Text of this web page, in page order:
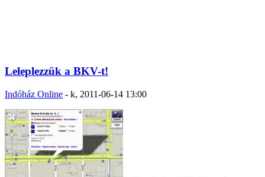
Leleplezzük a BKV-t!
Indóház Online - k, 2011-06-14 13:00